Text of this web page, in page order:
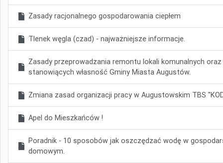
Zasady racjonalnego gospodarowania ciepłem
Tlenek węgla (czad) - najważniejsze informacje.
Zasady przeprowadzania remontu lokali komunalnych
stanowiących własność Gminy Miasta Augustów.
Zmiana zasad organizacji pracy w Augustowskim TBS
Apel do Mieszkańców !
Poradnik - 10 sposobów jak oszczędzać wodę w
domowym.